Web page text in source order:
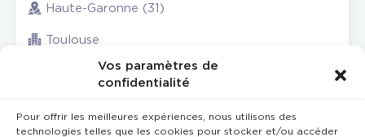
Vos paramètres de
confidentialité
Pour offrir les meilleures expériences, nous utilisons des
technologies telles que les cookies pour stocker et/ou accéder
Haute-Garonne (31)
Toulouse